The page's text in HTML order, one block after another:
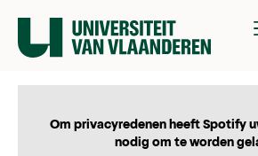
Om privacyredenen heeft Spotify
nodig om te worden